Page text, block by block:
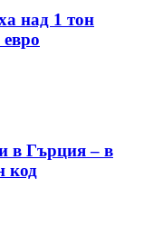
над 1 тон
в Гърция – в
код